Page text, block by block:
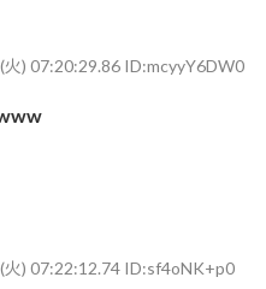
) 07:20:29.86 ID:mcyyY6DW0
) 07:22:12.74 ID:sf4oNK+p0